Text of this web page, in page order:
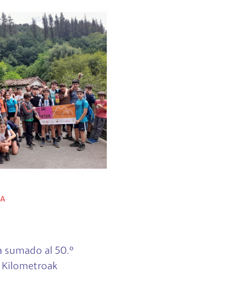
sumado al 50.º
Kilometroak